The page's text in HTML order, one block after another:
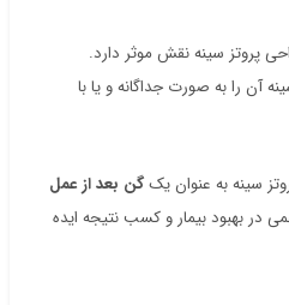
پروتز سینه نقش موثر دارد.
آن را به صورت جداگانه و یا با
سینه به عنوان یکگن بعد از عمل
در بهبود بیمار و کسب نتیجه ایده